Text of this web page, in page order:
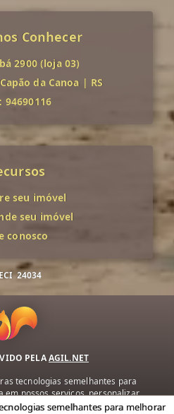
Conhecer
2900 (loja 03)
Capão da Canoa | RS
94690116
seu imóvel
seu imóvel
conosco
24034
PELAAGIL.NET
tecnologias semelhantes para
em nossos serviços, personalizar
de seu interesse. Ao utilizar
semelhantes para melhorar